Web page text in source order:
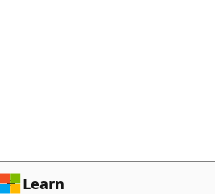
ン
ツLearn